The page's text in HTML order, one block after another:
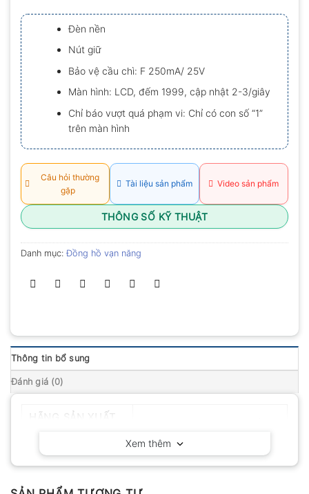
xếp
hạng
0.0
5
sao
Đèn nền
Nút giữ
Bảo vệ cầu chì: F 250mA/ 25V
Màn hình: LCD, đếm 1999, cập nhật 2-3/giây
Chỉ báo vượt quá phạm vi: Chỉ có con số “1”
trên màn hình
Câu hỏi thường
gặp
Tài liệu sản phẩm Video sản phẩm
THÔNG SỐ KỸ THUẬT
Danh mục:Đồng hồ vạn năng
Thông tin bổ sung
Đánh giá (0)
Xem thêm